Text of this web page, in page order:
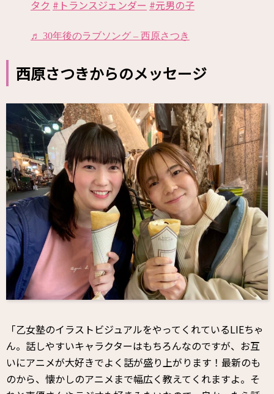
タク #トランスジェンダー #元男の子
♬ 30年後のラブソング – 西原さつき
西原さつきからのメッセージ
「乙女塾のイラストビジュアルをやってくれているLIEちゃ
ん。話しやすいキャラクターはもちろんなのですが、お互
いにアニメが大好きでよく話が盛り上がります！最新のも
のから、懐かしのアニメまで幅広く教えてくれますよ。そ